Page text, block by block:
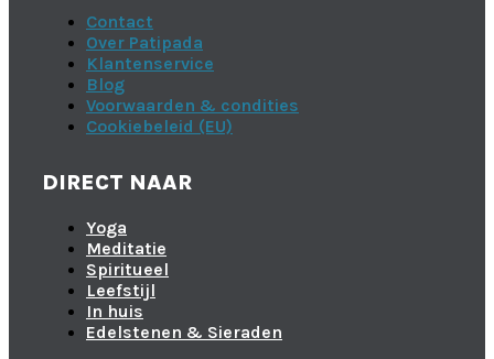
Contact
Over Patipada
Klantenservice
Blog
Voorwaarden & condities
Cookiebeleid (EU)
DIRECT NAAR
Yoga
Meditatie
Spiritueel
Leefstijl
In huis
Edelstenen & Sieraden